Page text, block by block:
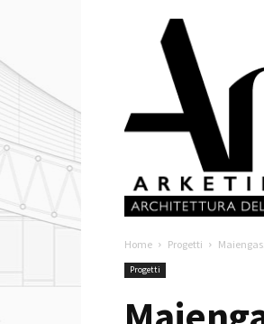
Arketipo
Home Progetti
Progetti